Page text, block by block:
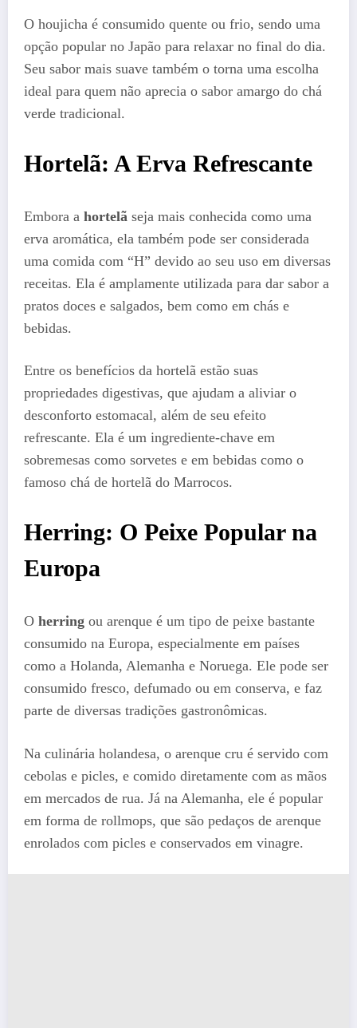
O houjicha é consumido quente ou frio, sendo uma
opção popular no Japão para relaxar no final do dia.
Seu sabor mais suave também o torna uma escolha
ideal para quem não aprecia o sabor amargo do chá
verde tradicional.
Hortelã: A Erva Refrescante
Embora a hortelã seja mais conhecida como uma
erva aromática, ela também pode ser considerada
uma comida com “H” devido ao seu uso em diversas
receitas. Ela é amplamente utilizada para dar sabor a
pratos doces e salgados, bem como em chás e
bebidas.
Entre os benefícios da hortelã estão suas
propriedades digestivas, que ajudam a aliviar o
desconforto estomacal, além de seu efeito
refrescante. Ela é um ingrediente-chave em
sobremesas como sorvetes e em bebidas como o
famoso chá de hortelã do Marrocos.
Herring: O Peixe Popular na
Europa
O herring ou arenque é um tipo de peixe bastante
consumido na Europa, especialmente em países
como a Holanda, Alemanha e Noruega. Ele pode ser
consumido fresco, defumado ou em conserva, e faz
parte de diversas tradições gastronômicas.
Na culinária holandesa, o arenque cru é servido com
cebolas e picles, e comido diretamente com as mãos
em mercados de rua. Já na Alemanha, ele é popular
em forma de rollmops, que são pedaços de arenque
enrolados com picles e conservados em vinagre.